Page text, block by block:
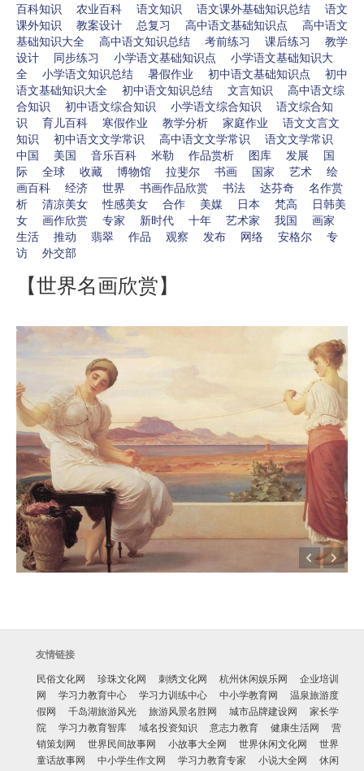
百科知识 农业百科 语文知识 语文课外基础知识总结
语文
课外知识
教案设计 总复习 高中语文基础知识点
高中语文
基础知识大全
高中语文知识总结 考前练习 课后练习
教学
设计
同步练习 小学语文基础知识点
小学语文基础知识大
全
小学语文知识总结 暑假作业 初中语文基础知识点
初中
语文基础知识大全
初中语文知识总结 文言知识
高中语文综
合知识
初中语文综合知识 小学语文综合知识
语文综合知
识
育儿百科 寒假作业 教学分析 家庭作业
语文文言文
知识
初中语文文学常识 高中语文文学常识
语文文学常识
中国
美国 音乐百科 米勒 作品赏析 图库 发展
国
际
全球 收藏 博物馆 拉斐尔 书画 国家 艺术
绘
画百科
经济 世界 书画作品欣赏 书法 达芬奇
名作赏
析
清凉美女 性感美女 合作 美媒 日本 梵高
日韩美
女
画作欣赏 专家 新时代 十年 艺术家 我国
画家
生活
推动 翡翠 作品 观察 发布 网络 安格尔
专
访
外交部
【世界名画欣赏】
友情链接
民俗文化网
珍珠文化网 刺绣文化网 杭州休闲娱乐网
企业培训
网
学习力教育中心 学习力训练中心 中小学教育网
温泉旅游度
假网
千岛湖旅游风光 旅游风景名胜网 城市品牌建设网
家长学
院
学习力教育智库 域名投资知识 意志力教育 健康生活网
营
销策划网
世界民间故事网 小故事大全网 世界休闲文化网
世界
童话故事网
中小学生作文网 学习力教育专家 小说大全网
休闲